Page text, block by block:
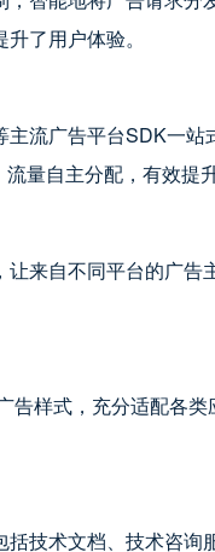
了用户体验。
流广告平台SDK一
量自主分配，有效
来自不同平台的广
样式，充分适配各
技术文档、技术咨